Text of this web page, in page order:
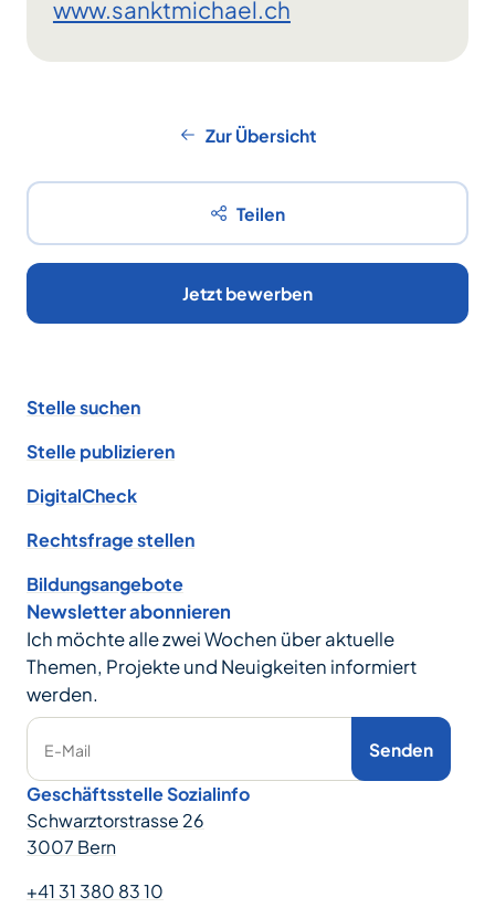
www.sanktmichael.ch
Zur Übersicht
Teilen
Jetzt bewerben
Stelle suchen
Stelle publizieren
DigitalCheck
Rechtsfrage stellen
Bildungsangebote
Newsletter abonnieren
Ich möchte alle zwei Wochen über aktuelle
Themen, Projekte und Neuigkeiten informiert
werden.
E-Mail Senden
Geschäftsstelle Sozialinfo
Schwarztorstrasse 26
3007 Bern
+41 31 380 83 10